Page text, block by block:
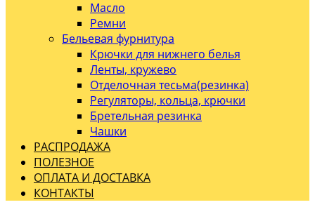
Масло
Ремни
Бельевая фурнитура
Крючки для нижнего белья
Ленты, кружево
Отделочная тесьма(резинка)
Регуляторы, кольца, крючки
Бретельная резинка
Чашки
РАСПРОДАЖА
ПОЛЕЗНОЕ
ОПЛАТА И ДОСТАВКА
КОНТАКТЫ